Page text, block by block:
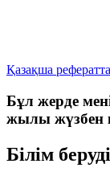
Қазақша
Бұл жерде
жылы жүзбен
Білім